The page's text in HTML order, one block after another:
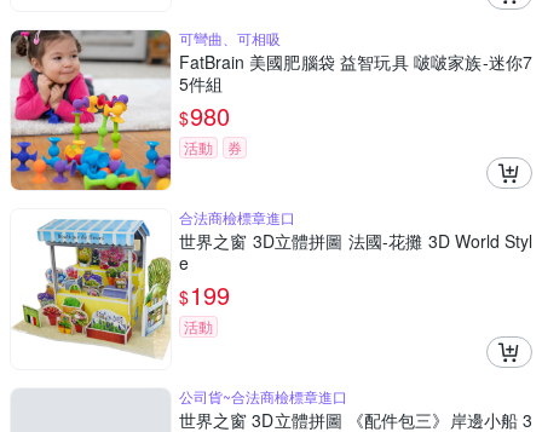
可彎曲、可相吸
FatBrain 美國肥腦袋 益智玩具 啵啵家族-迷你7
5件組
$980
活動 券
合法商檢標章進口
世界之窗 3D立體拼圖 法國-花攤 3D World Styl
e
$199
活動
公司貨~合法商檢標章進口
世界之窗 3D立體拼圖 《配件包三》岸邊小船 3